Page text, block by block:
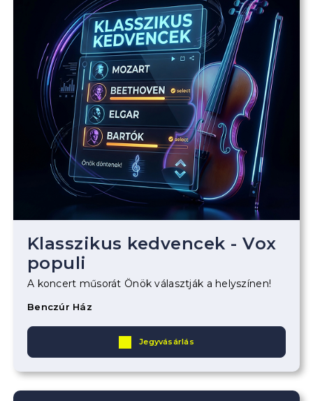
Klasszikus kedvencek - Vox
populi
A koncert műsorát Önök választják a helyszínen!
Benczúr Ház
Jegyvásárlás